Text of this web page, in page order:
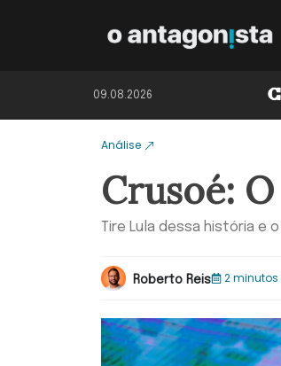
09.08.2026
Análise
Crusoé:
Tire Lula dessa história e
Roberto Reis 2 minutos